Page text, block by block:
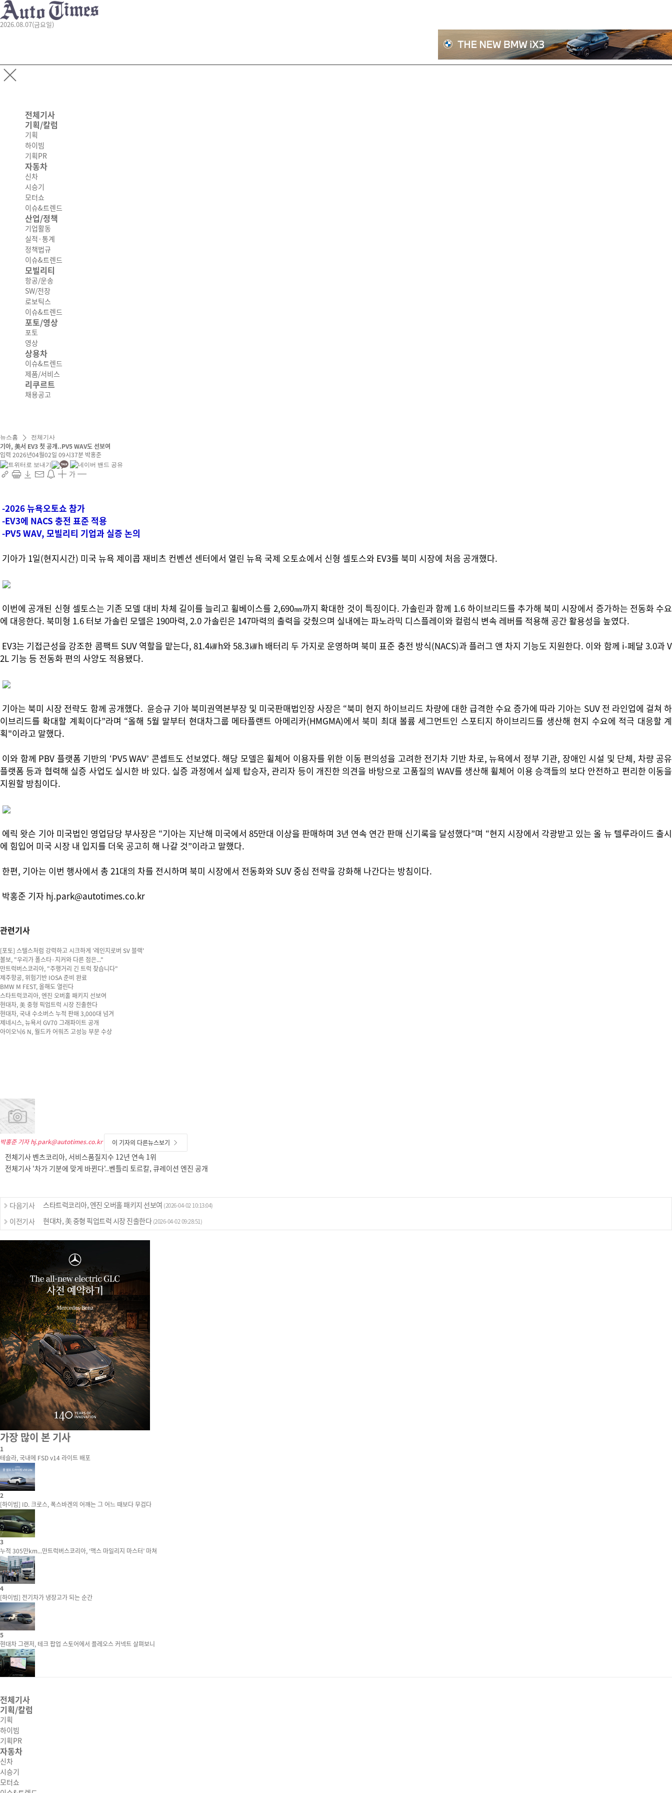
2026.08.07(금요일)
전체기사
기획/칼럼
기획
하이빔
기획PR
자동차
신차
시승기
모터쇼
이슈&트렌드
산업/정책
기업활동
실적·통계
정책법규
이슈&트렌드
모빌리티
항공/운송
SW/전장
로보틱스
이슈&트렌드
포토/영상
포토
영상
상용차
이슈&트렌드
제품/서비스
리쿠르트
채용공고
뉴스홈 전체기사
기아, 美서 EV3 첫 공개..PV5 WAV도 선보여
입력 2026년04월02일 09시37분 박홍준
가
-2026 뉴욕오토쇼 참가
-EV3에 NACS 충전 표준 적용
-PV5 WAV, 모빌리티 기업과 실증 논의
기아가 1일(현지시간) 미국 뉴욕 제이콥 재비츠 컨벤션 센터에서 열린 뉴욕 국제 오토쇼에서 신형 셀토스와 EV3를 북미 시장에 처음 공개했다.
이번에 공개된 신형 셀토스는 기존 모델 대비 차체 길이를 늘리고 휠베이스를 2,690㎜까지 확대한 것이 특징이다. 가솔린과 함께 1.6 하이브리드를 추가해 북미 시장에서 증가하는 전동화 수요
에 대응한다. 북미형 1.6 터보 가솔린 모델은 190마력, 2.0 가솔린은 147마력의 출력을 갖췄으며 실내에는 파노라믹 디스플레이와 컬럼식 변속 레버를 적용해 공간 활용성을 높였다.
EV3는 기접근성을 강조한 콤팩트 SUV 역할을 맡는다, 81.4㎾h와 58.3㎾h 배터리 두 가지로 운영하며 북미 표준 충전 방식(NACS)과 플러그 앤 차지 기능도 지원한다. 이와 함께 i-페달 3.0과 V
2L 기능 등 전동화 편의 사양도 적용됐다.
기아는 북미 시장 전략도 함께 공개했다. 윤승규 기아 북미권역본부장 및 미국판매법인장 사장은 “북미 현지 하이브리드 차량에 대한 급격한 수요 증가에 따라 기아는 SUV 전 라인업에 걸쳐 하
이브리드를 확대할 계획이다”라며 “올해 5월 말부터 현대차그룹 메타플랜트 아메리카(HMGMA)에서 북미 최대 볼륨 세그먼트인 스포티지 하이브리드를 생산해 현지 수요에 적극 대응할 계
획"이라고 말했다.
이와 함께 PBV 플랫폼 기반의 ‘PV5 WAV’ 콘셉트도 선보였다. 해당 모델은 휠체어 이용자를 위한 이동 편의성을 고려한 전기차 기반 차로, 뉴욕에서 정부 기관, 장애인 시설 및 단체, 차량 공유
플랫폼 등과 협력해 실증 사업도 실시한 바 있다. 실증 과정에서 실제 탑승자, 관리자 등이 개진한 의견을 바탕으로 고품질의 WAV를 생산해 휠체어 이용 승객들의 보다 안전하고 편리한 이동을
지원할 방침이다.
에릭 왓슨 기아 미국법인 영업담당 부사장은 “기아는 지난해 미국에서 85만대 이상을 판매하며 3년 연속 연간 판매 신기록을 달성했다”며 “현지 시장에서 각광받고 있는 올 뉴 텔루라이드 출시
에 힘입어 미국 시장 내 입지를 더욱 공고히 해 나갈 것”이라고 말했다.
한편, 기아는 이번 행사에서 총 21대의 차를 전시하며 북미 시장에서 전동화와 SUV 중심 전략을 강화해 나간다는 방침이다.
박홍준 기자 hj.park@autotimes.co.kr
관련기사
[포토] 스텔스처럼 강력하고 시크하게 '레인지로버 SV 블랙'
볼보, "우리가 폴스타·지커와 다른 점은..."
만트럭버스코리아, "주행거리 긴 트럭 찾습니다"
제주항공, 위험기반 IOSA 준비 완료
BMW M FEST, 올해도 열린다
스타트럭코리아, 엔진 오버홀 패키지 선보여
현대차, 美 중형 픽업트럭 시장 진출한다
현대차, 국내 수소버스 누적 판매 3,000대 넘겨
제네시스, 뉴욕서 GV70 그래파이트 공개
아이오닉6 N, 월드카 어워즈 고성능 부문 수상
박홍준 기자 hj.park@autotimes.co.kr 이 기자의 다른뉴스보기
전체기사 벤츠코리아, 서비스품질지수 12년 연속 1위
전체기사 '차가 기분에 맞게 바뀐다'..벤틀리 토르칼, 큐레이션 엔진 공개
다음기사 스타트럭코리아, 엔진 오버홀 패키지 선보여 (2026-04-02 10:13:04)
이전기사 현대차, 美 중형 픽업트럭 시장 진출한다 (2026-04-02 09:28:51)
가장 많이 본 기사
1
테슬라, 국내에 FSD v14 라이트 배포
2
[하이빔] ID. 크로스, 폭스바겐의 어깨는 그 어느 때보다 무겁다
3
누적 305만km...만트럭버스코리아, ‘맥스 마일리지 마스터’ 마쳐
4
[하이빔] 전기차가 냉장고가 되는 순간
5
현대차 그랜저, 테크 팝업 스토어에서 플레오스 커넥트 살펴보니
전체기사
기획/칼럼
기획
하이빔
기획PR
자동차
신차
시승기
모터쇼